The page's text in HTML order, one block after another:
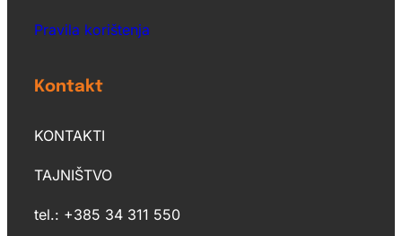
Pravila korištenja
Kontakt
KONTAKTI
TAJNIŠTVO
tel.: +385 34 311 550